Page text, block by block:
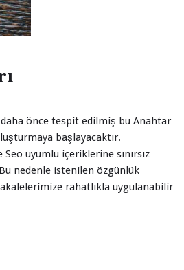
önce tespit edilmiş bu Anahtar
başlayacaktır.
Seo uyumlu içeriklerine sınırsız
nedenle istenilen özgünlük
rahatlıkla uygulanabilir